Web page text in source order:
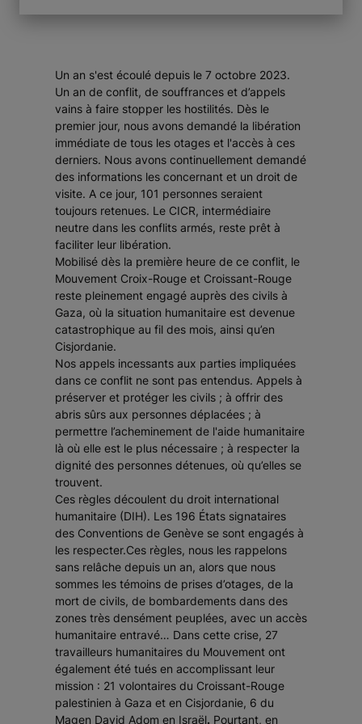
Un an s'est écoulé depuis le 7 octobre 2023.
Un an de conflit, de souffrances et d’appels
vains à faire stopper les hostilités. Dès le
premier jour, nous avons demandé la libération
immédiate de tous les otages et l'accès à ces
derniers. Nous avons continuellement demandé
des informations les concernant et un droit de
visite. A ce jour, 101 personnes seraient
toujours retenues. Le CICR, intermédiaire
neutre dans les conflits armés, reste prêt à
faciliter leur libération.
Mobilisé dès la première heure de ce conflit, le
Mouvement Croix-Rouge et Croissant-Rouge
reste pleinement engagé auprès des civils à
Gaza, où la situation humanitaire est devenue
catastrophique au fil des mois, ainsi qu’en
Cisjordanie.
Nos appels incessants aux parties impliquées
dans ce conflit ne sont pas entendus. Appels à
préserver et protéger les civils ; à offrir des
abris sûrs aux personnes déplacées ; à
permettre l’acheminement de l'aide humanitaire
là où elle est le plus nécessaire ; à respecter la
dignité des personnes détenues, où qu’elles se
trouvent.
Ces règles découlent du droit international
humanitaire (DIH). Les 196 États signataires
des Conventions de Genève se sont engagés à
les respecter.Ces règles, nous les rappelons
sans relâche depuis un an, alors que nous
sommes les témoins de prises d’otages, de la
mort de civils, de bombardements dans des
zones très densément peuplées, avec un accès
humanitaire entravé… Dans cette crise, 27
travailleurs humanitaires du Mouvement ont
également été tués en accomplissant leur
mission : 21 volontaires du Croissant-Rouge
palestinien à Gaza et en Cisjordanie, 6 du
Magen David Adom en Israël. Pourtant, en